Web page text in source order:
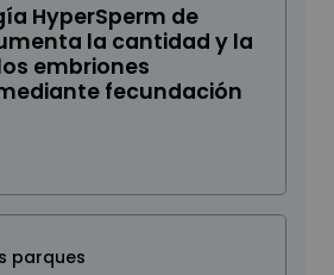
HyperSperm de
la cantidad y la
embriones
fecundación
parques